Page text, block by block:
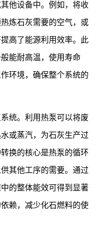
他设备中。例如，将收
炼石灰需要的空气，或
高了能源利用效率。此
能耐高温，使用寿命
环境，确保整个系统的
统。利用热泵可以将废
或蒸汽，为石灰生产过
换的核心是热泵的循环
其他工序的需要。通过
的整体能效可得到显著
赖，减少化石燃料的使